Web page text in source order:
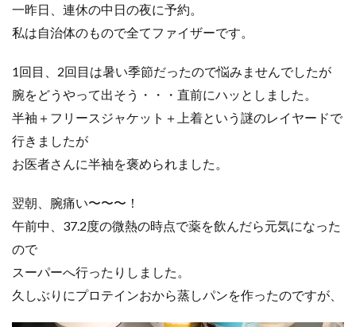
一昨日、連休の中日の夜に予約。
私は自治体のもので全てファイザーです。
1回目、2回目は暑い季節だったので悩みませんでしたが
腕をどうやって出そう・・・直前にハッとしました。
半袖＋フリースジャケット＋上着という謎のレイヤードで
行きましたが
お医者さんに半袖を褒められました。
翌朝、腕痛い〜〜〜！
午前中、37.2度の微熱の時点で薬を飲んだら元気になった
ので
スーパーへ行ったりしました。
久しぶりにプロテインおから蒸しパンを作ったのですが、